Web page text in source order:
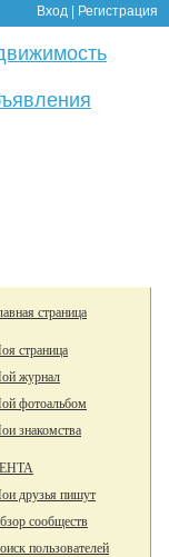
Вход Регистрация
страница
страница
журнал
фотоальбом
знакомства
друзья пишут
сообществ
пользователей